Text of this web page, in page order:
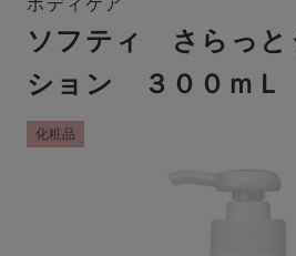
ボディケア
ソフティ さらっと
ション ３００ｍＬ
化粧品